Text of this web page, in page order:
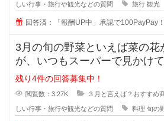
しい行事・旅行や観光などの質問 旅行 観光
回答済：「報酬UP中」承認で100PayPay！
3月の旬の野菜といえば菜の花
が、いつもスーパーで見かけ
レンジレシピがあまり思い浮か
残り4件の回答募集中！
閲覧数：3.27K ３月と言えば？おすすめ
しい行事・旅行や観光などの質問 料理 旬の